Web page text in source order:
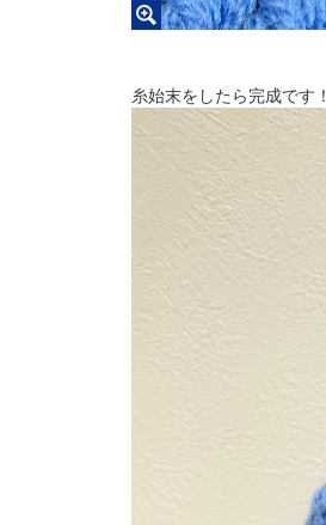
糸始末をしたら完成です！